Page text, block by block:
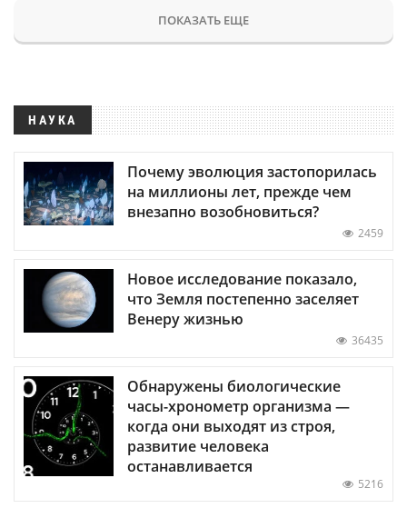
ПОКАЗАТЬ ЕЩЕ
НАУКА
Почему эволюция застопорилась
на миллионы лет, прежде чем
внезапно возобновиться?
2459
Новое исследование показало,
что Земля постепенно заселяет
Венеру жизнью
36435
Обнаружены биологические
часы-хронометр организма —
когда они выходят из строя,
развитие человека
останавливается
5216